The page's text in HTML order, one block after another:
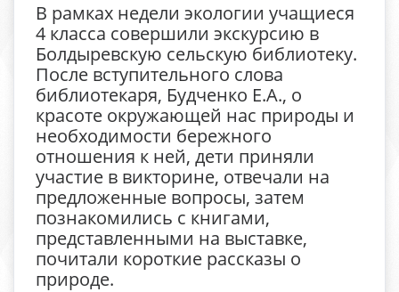
В рамках недели экологии учащиеся
4 класса совершили экскурсию в
Болдыревскую сельскую библиотеку.
После вступительного слова
библиотекаря, Будченко Е.А., о
красоте окружающей нас природы и
необходимости бережного
отношения к ней, дети приняли
участие в викторине, отвечали на
предложенные вопросы, затем
познакомились с книгами,
представленными на выставке,
почитали короткие рассказы о
природе.